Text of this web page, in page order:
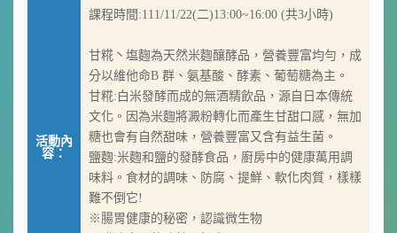
活動內
容：
課程時間:111/11/22(二)13:00~16:00 (共3小時)
甘糀丶塩麴為天然米麴釀酵品，營養豐富均勻，成
分以維他命B 群、氨基酸、酵素、葡萄糖為主。
甘糀:白米發酵而成的無酒精飲品，源自日本傳統
文化。因為米麴將澱粉轉化而產生甘甜口感，無加
糖也會有自然甜味，營養豐富又含有益生菌。
鹽麴:米麴和鹽的發酵食品，廚房中的健康萬用調
味料。食材的調味、防腐、提鮮、軟化肉質，樣樣
難不倒它!
※腸胃健康的秘密，認識微生物